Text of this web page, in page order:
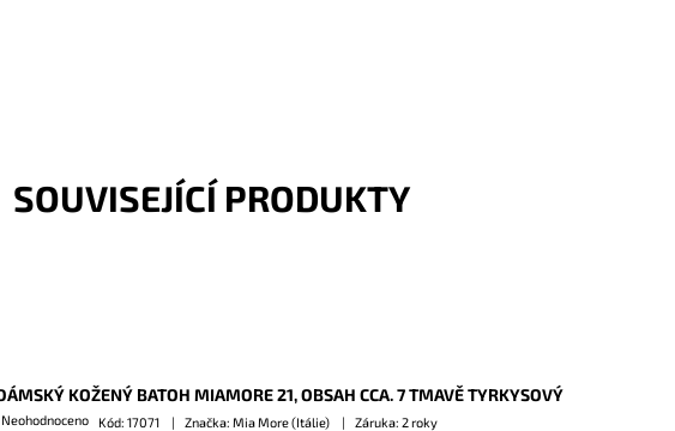
SOUVISEJÍCÍ PRODUKTY
KOŽENÝ BATOH MIAMORE 21, OBSAH CCA. 7 TMAVĚ TYRKYSOVÝ
Neohodnoceno Kód: 17071 Značka: Mia More (Itálie) Záruka: 2 roky